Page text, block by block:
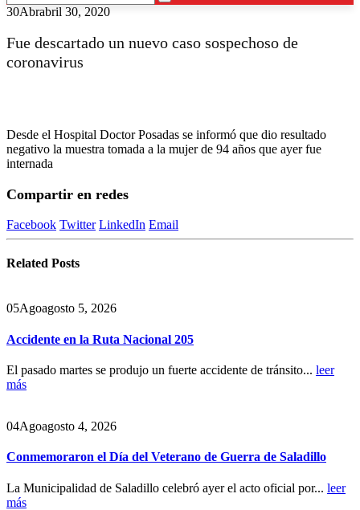
30Abrabril 30, 2020
Fue descartado un nuevo caso sospechoso de
coronavirus
Desde el Hospital Doctor Posadas se informó que dio resultado
negativo la muestra tomada a la mujer de 94 años que ayer fue
internada
Compartir en redes
Facebook Twitter LinkedIn Email
Related Posts
05Agoagosto 5, 2026
Accidente en la Ruta Nacional 205
El pasado martes se produjo un fuerte accidente de tránsito... leer
más
04Agoagosto 4, 2026
Conmemoraron el Día del Veterano de Guerra de Saladillo
La Municipalidad de Saladillo celebró ayer el acto oficial por... leer
más